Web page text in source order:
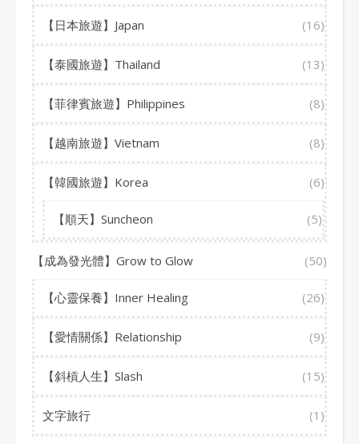
【日本旅遊】Japan (16)
【泰國旅遊】Thailand (13)
【菲律賓旅遊】Philippines (8)
【越南旅遊】Vietnam (8)
【韓國旅遊】Korea (6)
【順天】Suncheon (5)
【成為發光體】Grow to Glow (50)
【心靈保養】Inner Healing (26)
【愛情關係】Relationship (9)
【斜槓人生】Slash (15)
文字旅行 (1)